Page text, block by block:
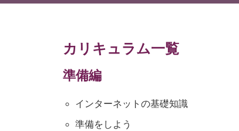
ウェブの基礎知識
カリキュラム一覧
準備編
インターネットの基礎知識
準備をしよう